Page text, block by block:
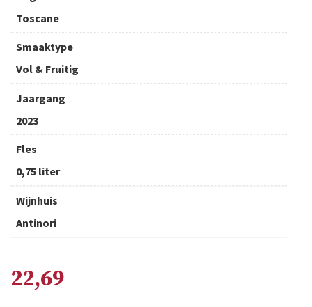
Toscane
Smaaktype
Vol & Fruitig
Jaargang
2023
Fles
0,75 liter
Wijnhuis
Antinori
22,69